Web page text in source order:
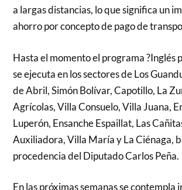
a largas distancias, lo que significa un
ahorro por concepto de pago de
Hasta el momento el programa ?Inglés
se ejecuta en los sectores de Los
de Abril, Simón Bolívar, Capotillo, La
Agrícolas, Villa Consuelo, Villa Juana,
Luperón, Ensanche Espaillat, Las
Auxiliadora, Villa María y La Ciénaga,
procedencia del Diputado Carlos Peña.
En las próximas semanas se contempla